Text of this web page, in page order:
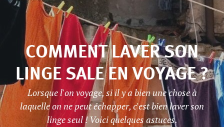
COMMENT LAVER SON
LINGE SALE EN VOYAGE ?
Lorsque l'on voyage, si il y a bien une chose à
laquelle on ne peut échapper, c'est bien laver son
linge seul ! Voici quelques astuces.